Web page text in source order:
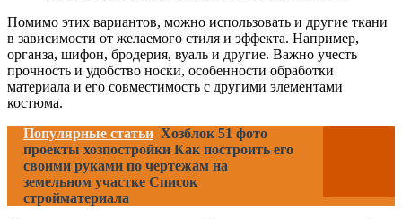
Помимо этих вариантов, можно использовать и другие ткани
в зависимости от желаемого стиля и эффекта. Например,
органза, шифон, бродерия, вуаль и другие. Важно учесть
прочность и удобство носки, особенности обработки
материала и его совместимость с другими элементами
костюма.
Популярные статьи Хозблок 51 фото
проекты хозпостройки Как построить его
своими руками по чертежам на
земельном участке Список
стройматериала